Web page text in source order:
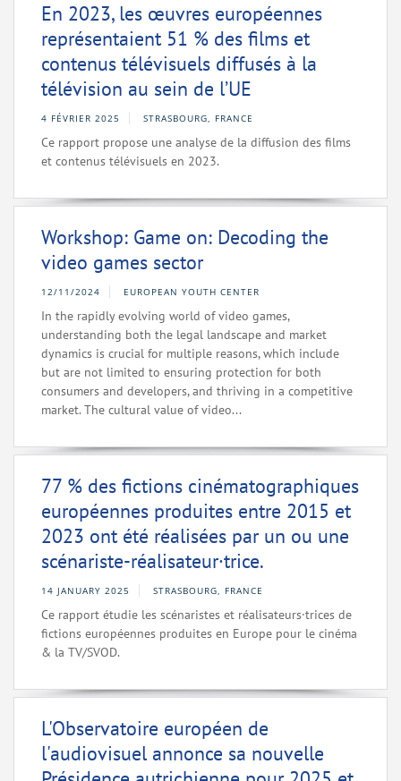
En 2023, les œuvres européennes
représentaient 51 % des films et
contenus télévisuels diffusés à la
télévision au sein de l’UE
4 FÉVRIER 2025 STRASBOURG, FRANCE
Ce rapport propose une analyse de la diffusion des films
et contenus télévisuels en 2023.
Workshop: Game on: Decoding the
video games sector
12/11/2024 EUROPEAN YOUTH CENTER
In the rapidly evolving world of video games,
understanding both the legal landscape and market
dynamics is crucial for multiple reasons, which include
but are not limited to ensuring protection for both
consumers and developers, and thriving in a competitive
market. The cultural value of video...
77 % des fictions cinématographiques
européennes produites entre 2015 et
2023 ont été réalisées par un ou une
scénariste-réalisateur·trice.
14 JANUARY 2025 STRASBOURG, FRANCE
Ce rapport étudie les scénaristes et réalisateurs·trices de
fictions européennes produites en Europe pour le cinéma
& la TV/SVOD.
L'Observatoire européen de
l'audiovisuel annonce sa nouvelle